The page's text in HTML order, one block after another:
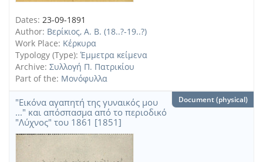
Dates: 23-09-1891
Author: Βερίκιος, Α. Β. (18..?-19..?)
Work Place: Κέρκυρα
Typology (Type):Έμμετρα κείμενα
Archive: Συλλογή Π. Πατρικίου
Part of the: Μονόφυλλα
"Εικόνα αγαπητή της γυναικός μου
..." και απόσπασμα από το περιοδικό
"Λύχνος" του 1861 [1851]
Document (physical)